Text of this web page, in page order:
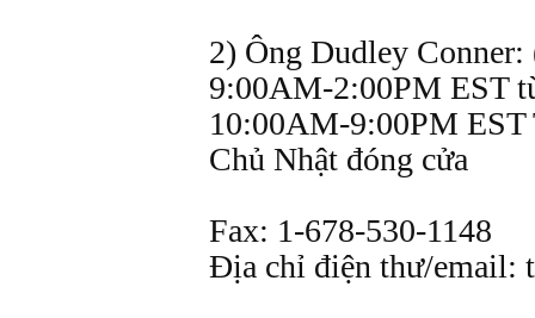
2) Ông Dudley
9:00AM-2:00PM EST
10:00AM-9:00PM EST
Chủ Nhật đóng cửa
Fax: 1-678-530-1148
Địa chỉ điện thư/email: